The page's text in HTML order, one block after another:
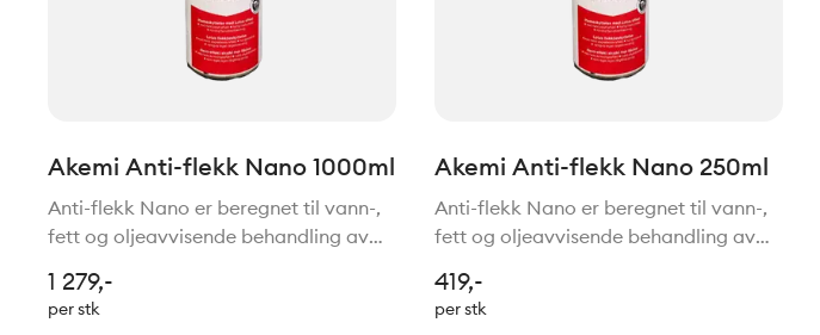
Akemi Anti-flekk Nano 1000ml
Anti-flekk Nano er beregnet til vann-,
fett og oljeavvisende behandling av
og kunststein (polerte, slipede eller ru
overflater av marmor, kalkstein,
1 279,-
per stk
Akemi Anti-flekk Nano 250ml
Anti-flekk Nano er beregnet til vann-,
fett og oljeavvisende behandling av
og kunststein (polerte, slipede eller ru
overflater av marmor, kalkstein,
419,-
per stk